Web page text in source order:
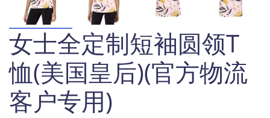
女士全定制短袖圆领T
恤(美国皇后)(官方物流
客户专用)